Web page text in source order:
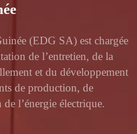
(EDG SA) est chargée
de l’entretien, de la
et du développement
de production, de
l’énergie électrique.